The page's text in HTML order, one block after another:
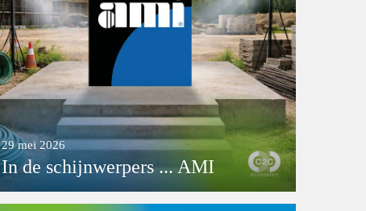
In de schijnwerpers ... AMI
29 mei 2026